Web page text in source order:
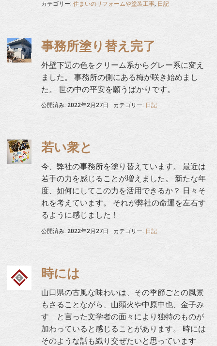
カテゴリー: 住まいのリフォームや塗装工事, 日記
事務所塗り替え完了
外壁下辺の色をクリーム系からグレー系に変え
ました。 事務所の側にある梅が咲き始めまし
た。 世の中の平安を願うばかりです。
公開済み: 2022年2月27日 カテゴリー: 日記
若い衆と
今、弊社の事務所を塗り替えています。 最近は
若手の力を感じることが増えました。 新たな年
度、如何にしてこの力を活用できるか？ 日々そ
れを考えています。 それが弊社の命運を左右す
るように感じました！
公開済み: 2022年2月27日 カテゴリー: 日記
時には
山口県の古風な味わいは、その季節ごとの風景
もさることながら、山頭火や中原中也、金子み
すゞと言った文学者の面々により独特のものが
加わっていると感じることがあります。 時には
そのような話も織り交ぜたいと思っています